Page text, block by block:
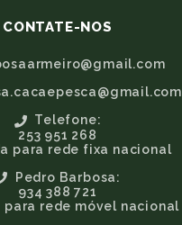
CONTATE-NOS
Telefone:
253 951 268
para rede fixa nacional
Pedro Barbosa:
934 388 721
para rede móvel nacional